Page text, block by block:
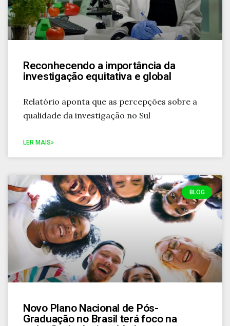
Reconhecendo a importância da
investigação equitativa e global
Relatório aponta que as percepções sobre a
qualidade da investigação no Sul
LER MAIS»
BLOG
Novo Plano Nacional de Pós-
Graduação no Brasil terá foco na